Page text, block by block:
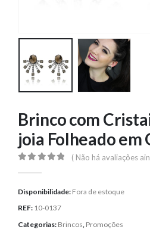
Brinco com
joia Folheado em
( Não há avaliações
Disponibilidade: Fora de estoque
REF: 10-0137
Categorias: Brincos, Promoções